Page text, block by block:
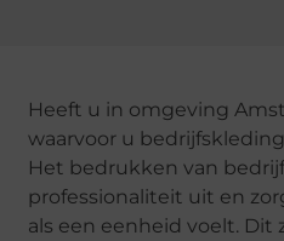
Heeft u in omgeving
waarvoor u
Het bedrukken van
professionaliteit uit en
als een eenheid voelt. Dit